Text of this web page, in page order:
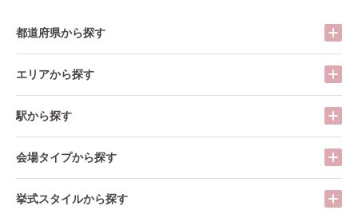
都道府県から探す
エリアから探す
駅から探す
会場タイプから探す
挙式スタイルから探す